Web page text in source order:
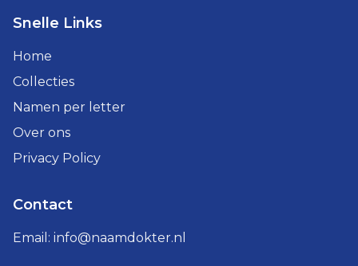
Snelle Links
Home
Collecties
Namen per letter
Over ons
Privacy Policy
Contact
Email: info@naamdokter.nl